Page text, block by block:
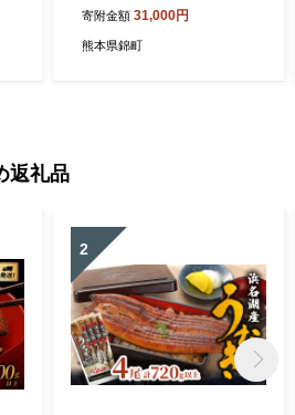
配送不可：離島
寄附金額 31,000円
熊本県錦町
返礼品
2